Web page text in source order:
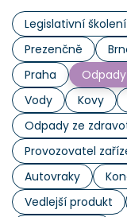
Legislativní školení
Prezenčně
Praha
Odpady
Vody
Kovy
Odpady ze
Provozovatel
Autovraky
Vedlejší produkt